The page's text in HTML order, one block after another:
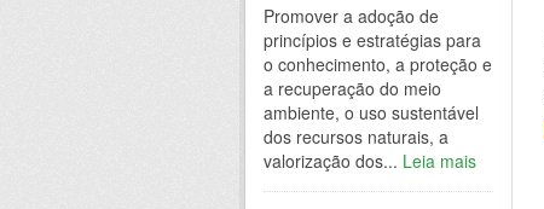
Promover a adoção de
princípios e estratégias para
o conhecimento, a proteção e
a recuperação do meio
ambiente, o uso sustentável
dos recursos naturais, a
valorização dos... Leia mais